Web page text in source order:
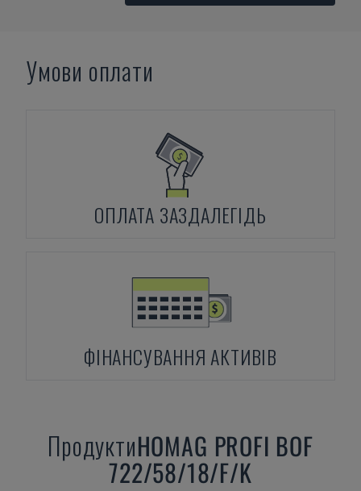
Умови оплати
ОПЛАТА ЗАЗДАЛЕГІДЬ
ФІНАНСУВАННЯ АКТИВІВ
ПродуктиHOMAG PROFI BOF
722/58/18/F/K